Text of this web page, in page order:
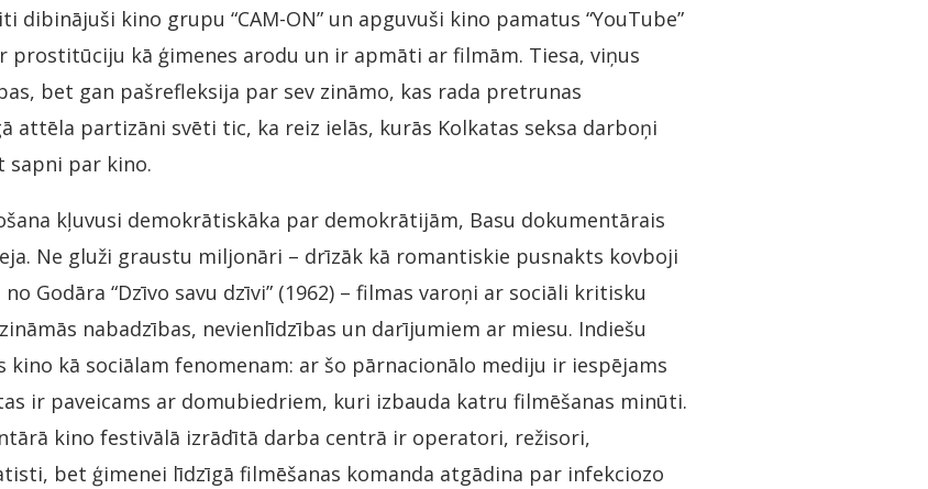
dibinājuši kino grupu “CAM-ON” un apguvuši kino pamatus “YouTube”
prostitūciju kā ģimenes arodu un ir apmāti ar filmām. Tiesa, viņus
bet gan pašrefleksija par sev zināmo, kas rada pretrunas
attēla partizāni svēti tic, ka reiz ielās, kurās Kolkatas seksa darboņi
sapni par kino.
kļuvusi demokrātiskāka par demokrātijām, Basu dokumentārais
Ne gluži graustu miljonāri – drīzāk kā romantiskie pusnakts kovboji
Godāra “Dzīvo savu dzīvi” (1962) – filmas varoņi ar sociāli kritisku
nabadzības, nevienlīdzības un darījumiem ar miesu. Indiešu
kino kā sociālam fenomenam: ar šo pārnacionālo mediju ir iespējams
ir paveicams ar domubiedriem, kuri izbauda katru filmēšanas minūti.
kino festivālā izrādītā darba centrā ir operatori, režisori,
bet ģimenei līdzīgā filmēšanas komanda atgādina par infekciozo